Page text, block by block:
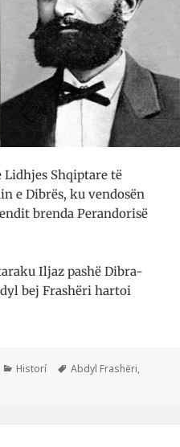
Lidhjes Shqiptare të
e Dibrës, ku vendosën
brenda Perandorisë
Iljaz pashë Dibra-
bej Frashëri hartoi
Kategori
Historí Etiketa
Abdyl Frashëri,